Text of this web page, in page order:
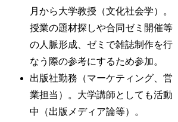
月から大学教授（文化社会学）。
授業の題材探しや合同ゼミ開催等
の人脈形成、ゼミで雑誌制作を行
なう際の参考にするため参加。
出版社勤務（マーケティング、営
業担当）。大学講師としても活動
中（出版メディア論等）。